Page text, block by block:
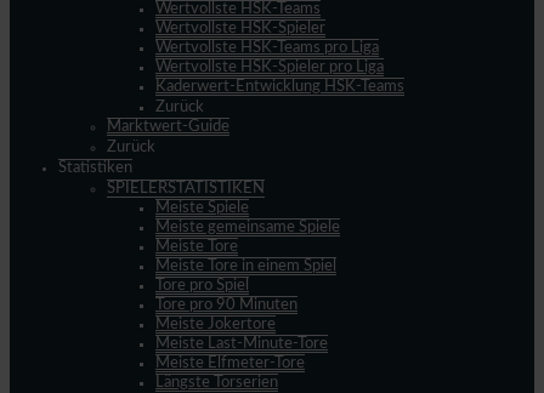
Wertvollste HSK-Teams
Wertvollste HSK-Spieler
Wertvollste HSK-Teams pro Liga
Wertvollste HSK-Spieler pro Liga
Kaderwert-Entwicklung HSK-Teams
Zurück
Marktwert-Guide
Zurück
Statistiken
SPIELERSTATISTIKEN
Meiste Spiele
Meiste gemeinsame Spiele
Meiste Tore
Meiste Tore in einem Spiel
Tore pro Spiel
Tore pro 90 Minuten
Meiste Jokertore
Meiste Last-Minute-Tore
Meiste Elfmeter-Tore
Längste Torserien